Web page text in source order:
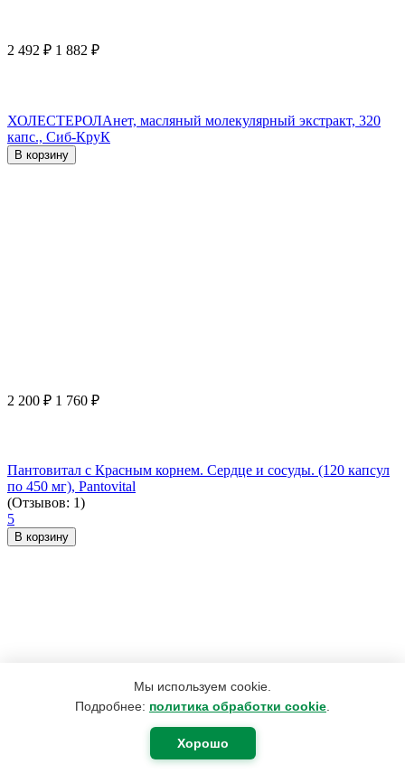
Мы используем cookie.
Подробнее: политика обработки cookie
Хорошо
2 492 ₽ 1 882 ₽
ХОЛЕСТЕРОЛАнет, масляный молекулярный экстракт, 320
капс., Сиб-КруК
В корзину
2 200 ₽ 1 760 ₽
Пантовитал с Красным корнем. Сердце и сосуды. (120 капсул
по 450 мг), Pantovital
(Отзывов: 1)
5
В корзину